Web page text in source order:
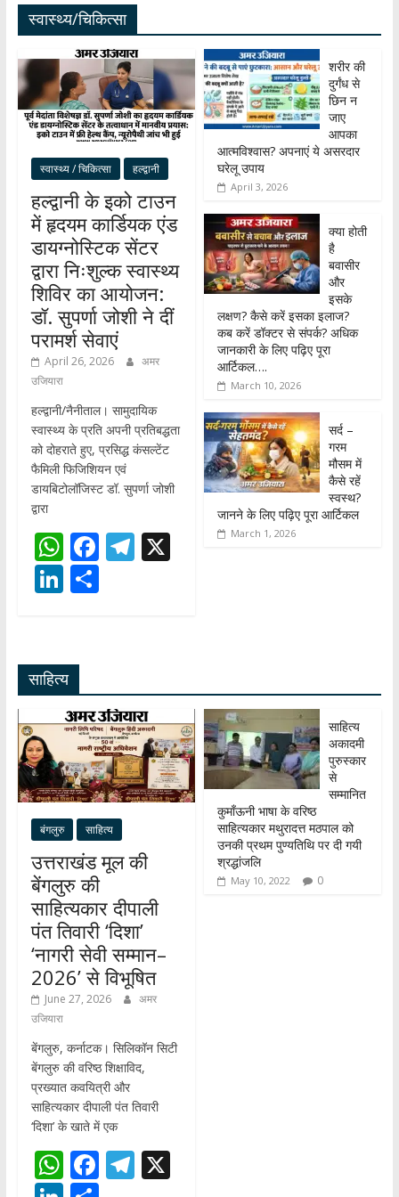
स्वास्थ्य/चिकित्सा
स्वास्थ्य / चिकित्सा हल्द्वानी
हल्द्वानी के इको टाउन
में हृदयम कार्डियक एंड
डायग्नोस्टिक सेंटर
द्वारा निःशुल्क स्वास्थ्य
शिविर का आयोजन:
डॉ. सुपर्णा जोशी ने दीं
परामर्श सेवाएं
April 26, 2026
अमर
उजियारा
हल्द्वानी/नैनीताल। सामुदायिक
स्वास्थ्य के प्रति अपनी प्रतिबद्धता
को दोहराते हुए, प्रसिद्ध कंसल्टेंट
फैमिली फिजिशियन एवं
डायबिटोलॉजिस्ट डॉ. सुपर्णा जोशी
द्वारा
W
h
at
A
p
p
F
ac
e
o
k
T
m
X
Li
e
dI
n
S
शरीर की
दुर्गंध से
छिन न
जाए
आपका
आत्मविश्वास? अपनाएं ये असरदार
घरेलू उपाय
April 3, 2026
क्या होती
है
बवासीर
और
इसके
लक्षण? कैसे करें इसका इलाज?
कब करें डॉक्टर से संपर्क? अधिक
जानकारी के लिए पढ़िए पूरा
आर्टिकल….
March 10, 2026
सर्द –
गरम
मौसम में
कैसे रहें
स्वस्थ?
जानने के लिए पढ़िए पूरा आर्टिकल
March 1, 2026
साहित्य
बंगलुरु साहित्य
उत्तराखंड मूल की
बेंगलुरु की
साहित्यकार दीपाली
पंत तिवारी ‘दिशा’
‘नागरी सेवी सम्मान–
2026’ से विभूषित
June 27, 2026
अमर
उजियारा
बेंगलुरु, कर्नाटक। सिलिकॉन सिटी
बेंगलुरु की वरिष्ठ शिक्षाविद,
प्रख्यात कवयित्री और
साहित्यकार दीपाली पंत तिवारी
‘दिशा’ के खाते में एक
W F T X
साहित्य
अकादमी
पुरुस्कार
से
सम्मानित
कुमाँऊनी भाषा के वरिष्ठ
साहित्यकार मथुरादत्त मठपाल को
उनकी प्रथम पुण्यतिथि पर दी गयी
श्रद्धांजलि
May 10, 2022 0